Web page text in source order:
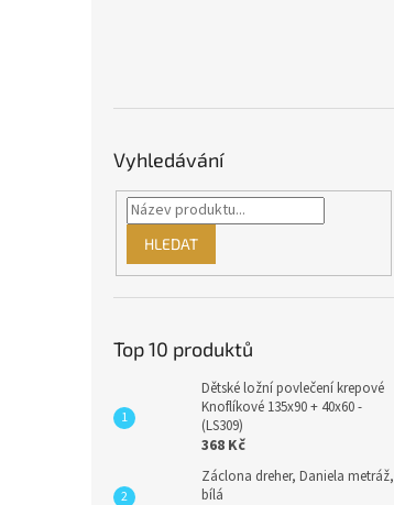
Vyhledávání
HLEDAT
Top 10 produktů
Dětské ložní povlečení krepové
Knoflíkové 135x90 + 40x60 -
(LS309)
368 Kč
Záclona dreher, Daniela metráž,
bílá